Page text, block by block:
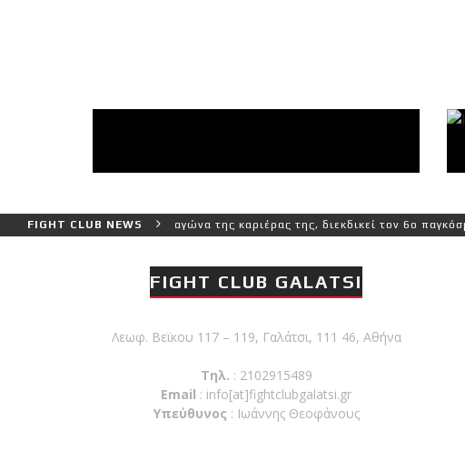
FIGHT CLUB NEWS
και πιο δύσκολο αγώνα της καριέρας της, διεκδικεί τον 6ο παγκόσμιο
FIGHT CLUB GALATSI
Λεωφ. Βεϊκου 117 – 119, Γαλάτσι, 111 46, Αθήνα
Τηλ. : 2102915489
Email : info[at]fightclubgalatsi.gr
Υπεύθυνος : Ιωάννης Θεοφάνους